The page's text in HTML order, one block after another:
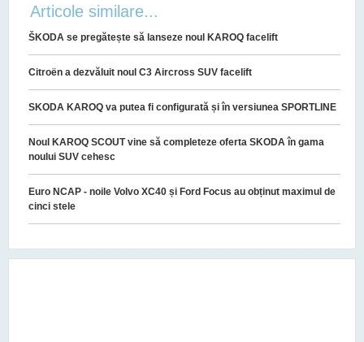
Articole similare...
ŠKODA se pregătește să lanseze noul KAROQ facelift
Citroën a dezvăluit noul C3 Aircross SUV facelift
SKODA KAROQ va putea fi configurată și în versiunea SPORTLINE
Noul KAROQ SCOUT vine să completeze oferta SKODA în gama
noului SUV cehesc
Euro NCAP - noile Volvo XC40 și Ford Focus au obținut maximul de
cinci stele